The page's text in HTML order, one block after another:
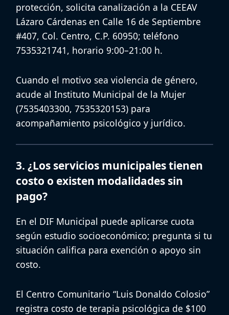
protección, solicita canalización a la CEEAV
Lázaro Cárdenas en Calle 16 de Septiembre
#407, Col. Centro, C.P. 60950; teléfono
7535321741, horario 9:00–21:00 h.
Cuando el motivo sea violencia de género,
acude al Instituto Municipal de la Mujer
(7535403300, 7535320153) para
acompañamiento psicológico y jurídico.
3. ¿Los servicios municipales tienen
costo o existen modalidades sin
pago?
En el DIF Municipal puede aplicarse cuota
según estudio socioeconómico; pregunta si tu
situación califica para exención o apoyo sin
costo.
El Centro Comunitario “Luis Donaldo Colosio”
registra costo de terapia psicológica de $100